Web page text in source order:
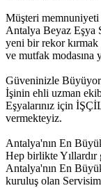
Müşteri
Antalya Beyaz Eşya
yeni bir rekor
ve mutfak modasına
Güveninizle
İşinin ehli uzman
Eşyalarınız için
vermekteyiz.
Antalya'nın En
Hep birlikte
Antalya'nın En
kuruluş olan